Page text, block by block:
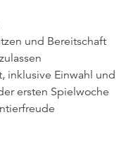
und Bereitschaft
inklusive Einwahl und
ersten Spielwoche